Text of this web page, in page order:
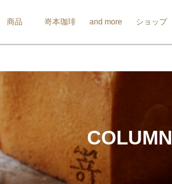
商品 嵜本珈琲 and more ショップ
COLUMN